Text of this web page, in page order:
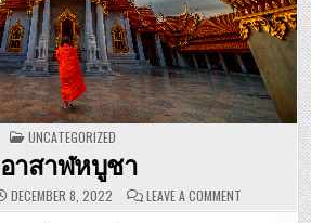
POSTED IN
UNCATEGORIZED
อาสาฬหบูชา
DECEMBER 8, 2022 LEAVE A COMMENTON อาสาฬ